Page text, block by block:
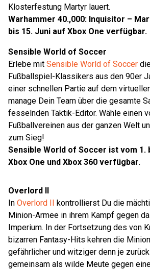
Klosterfestung Martyr lauert.
Warhammer 40.,000: Inquisitor –
bis 15. Juni auf Xbox One verfügbar.
Sensible World of Soccer
Erlebe mit Sensible World of Soccer
Fußballspiel-Klassikers aus den 90er
einer schnellen Partie auf dem
manage Dein Team über die gesamte
fesselnden Taktik-Editor. Wähle einen
Fußballvereinen aus der ganzen Welt
zum Sieg!
Sensible World of Soccer ist vom 1.
Xbox One und Xbox 360 verfügbar.
Overlord II
In Overlord II kontrollierst Du die
Minion-Armee in ihrem Kampf gegen
Imperium. In der Fortsetzung des von
bizarren Fantasy-Hits kehren die
gefährlicher und witziger denn je
gemeinsam als wilde Meute gegen